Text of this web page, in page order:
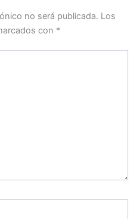
no será publicada. Los
con *